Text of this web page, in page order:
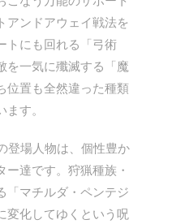
アンドアウェイ戦法を
トにも回れる「弓術
を一気に殲滅する「魔
位置も全然違った種類
す。
登場人物は、個性豊か
ー達です。狩猟種族・
「マチルダ・ペンテジ
変化してゆくという呪